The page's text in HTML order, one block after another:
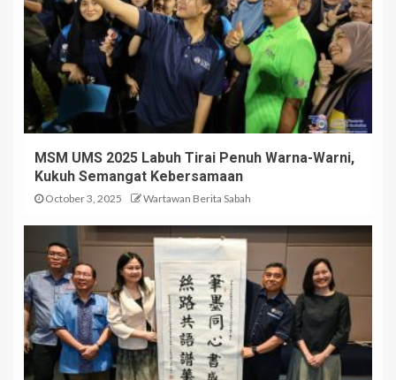
MSM UMS 2025 Labuh Tirai Penuh Warna-Warni,
Kukuh Semangat Kebersamaan
October 3, 2025 Wartawan Berita Sabah